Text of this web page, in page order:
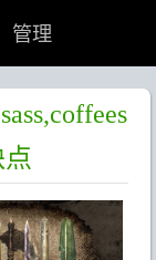
管理